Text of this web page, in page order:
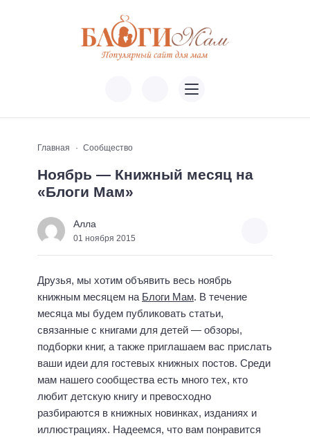
Главная Сообщество
Ноябрь — Книжный месяц на
«Блоги Мам»
Алла
01 ноября 2015
Друзья, мы хотим объявить весь ноябрь
книжным месяцем на Блоги Мам. В течение
месяца мы будем публиковать статьи,
связанные с книгами для детей — обзоры,
подборки книг, а также приглашаем вас прислать
ваши идеи для гостевых книжных постов. Среди
мам нашего сообщества есть много тех, кто
любит детскую книгу и превосходно
разбираются в книжных новинках, изданиях и
иллюстрациях. Надеемся, что вам понравится